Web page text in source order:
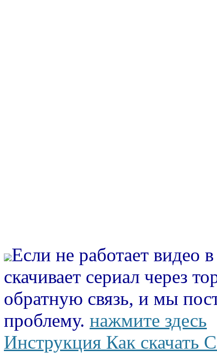
Если не работает видео
скачивает сериал через
обратную связь, и мы
проблему. нажмите здесь
Инструкция Как скачать